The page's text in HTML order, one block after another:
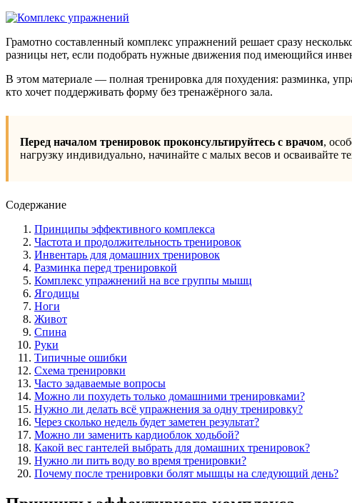
Грамотно составленный комплекс упражнений решает сразу
разницы нет, если подобрать нужные движения под имеющийся
В этом материале — полная тренировка для похудения: разминка,
кто хочет поддерживать форму без тренажёрного зала.
Перед началом тренировок проконсультируйтесь с врачом,
нагрузку индивидуально, начинайте с малых весов и осваивайте
Содержание
Принципы эффективного комплекса
Частота и продолжительность тренировок
Инвентарь для домашних тренировок
Разминка перед тренировкой
Комплекс упражнений на все группы мышц
Ягодицы
Ноги
Живот
Спина
Руки
Типичные ошибки
Схема тренировки
Часто задаваемые вопросы
Можно ли похудеть только домашними тренировками?
Нужно ли делать всё упражнения за одну тренировку?
Через сколько недель будет заметен результат?
Можно ли заменить кардиоблок ходьбой?
Какой вес гантелей выбрать для домашних тренировок?
Нужно ли пить воду во время тренировки?
Почему после тренировки болят мышцы на следующий день?